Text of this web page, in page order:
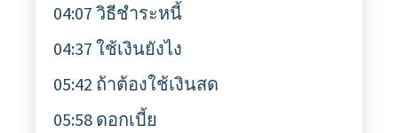
04:07 วิธีชำระหนี้
04:37 ใช้เงินยังไง
05:42 ถ้าต้องใช้เงินสด
05:58 ดอกเบี้ย